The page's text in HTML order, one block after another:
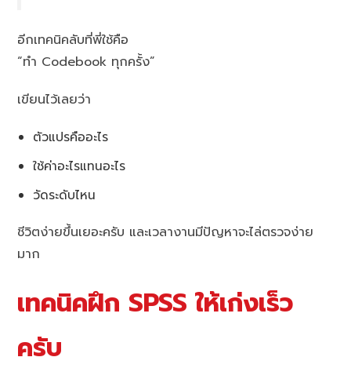
อีกเทคนิคลับที่พี่ใช้คือ
“ทำ Codebook ทุกครั้ง”
เขียนไว้เลยว่า
ตัวแปรคืออะไร
ใช้ค่าอะไรแทนอะไร
วัดระดับไหน
ชีวิตง่ายขึ้นเยอะครับ และเวลางานมีปัญหาจะไล่ตรวจง่าย
มาก
เทคนิคฝึก SPSS ให้เก่งเร็ว
ครับ